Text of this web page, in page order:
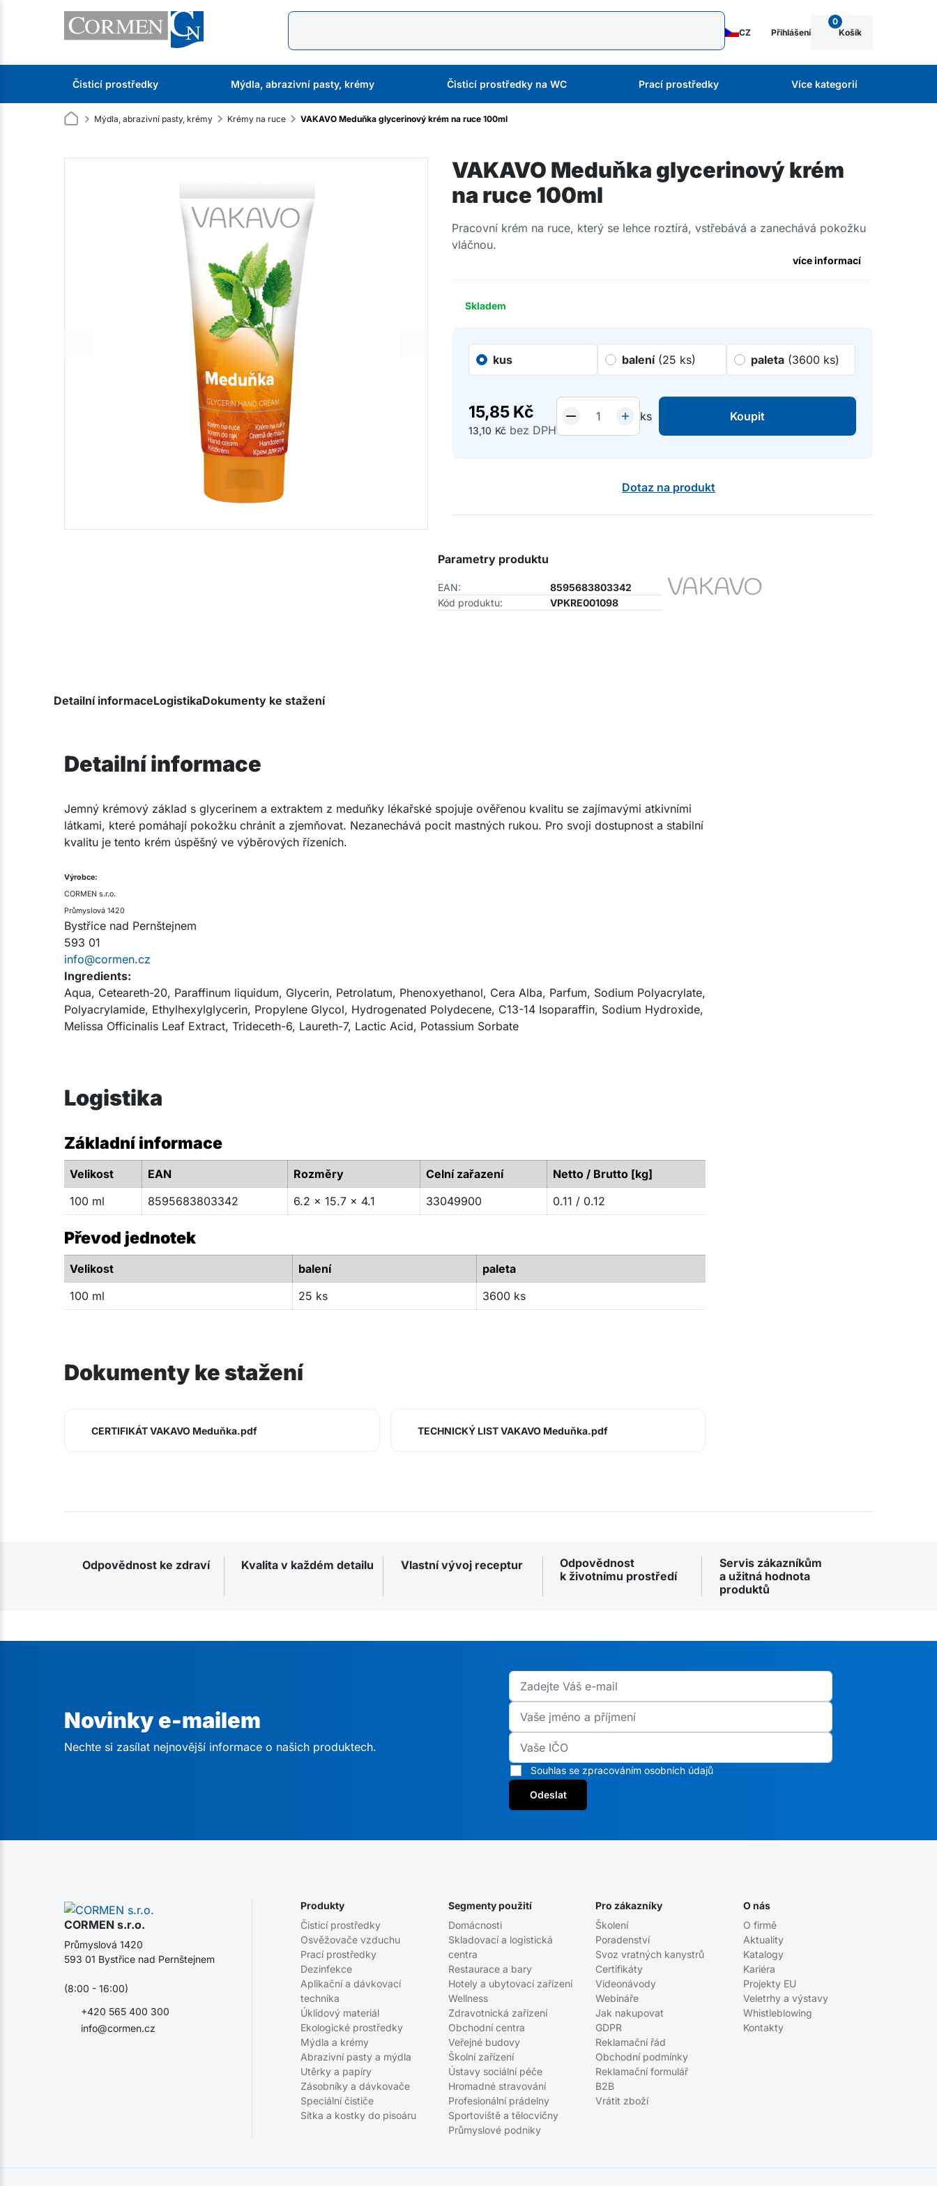
CZ Přihlášení
0
Košík
Čisticí prostředky Mýdla, abrazivní pasty, krémy Čisticí prostředky na WC Prací prostředky Více kategorií
Mýdla, abrazivní pasty, krémy Krémy na ruce VAKAVO Meduňka glycerinový krém na ruce 100ml
VAKAVO Meduňka glycerinový krém
na ruce 100ml
Pracovní krém na ruce, který se lehce roztírá, vstřebává a zanechává pokožku
vláčnou.
více informací
Skladem
kus balení (25 ks) paleta (3600 ks)
15,85 Kč
13,10 Kč bez DPH
ks Koupit
Dotaz na produkt
Parametry produktu
EAN:
8595683803342
Kód produktu:
VPKRE001098
Detailní informaceLogistikaDokumenty ke stažení
Detailní informace
Jemný krémový základ s glycerinem a extraktem z meduňky lékařské spojuje ověřenou kvalitu se zajímavými atkivními
látkami, které pomáhají pokožku​ chránit a zjemňovat. Nezanechává pocit mastných rukou. Pro svoji dostupnost a stabilní
kvalitu je tento krém úspěšný ve výběrových řízeních.
Výrobce:​
CORMEN s.r.o.
Průmyslová 1420
Bystřice nad Pernštejnem
593 01
info@cormen.cz
Ingredients:
Aqua, Ceteareth-20, Paraffinum liquidum, Glycerin, Petrolatum, Phenoxyethanol, Cera Alba, Parfum, Sodium Polyacrylate,
Polyacrylamide, Ethylhexylglycerin, Propylene Glycol, Hydrogenated Polydecene, C13-14 Isoparaffin, Sodium Hydroxide,
Melissa Officinalis Leaf Extract, Trideceth-6, Laureth-7, Lactic Acid, Potassium Sorbate ​
Logistika
Základní informace
Velikost EAN Rozměry Celní zařazení
Netto / Brutto [kg]
100 ml
8595683803342 6.2 x 15.7 x 4.1 33049900 0.11 / 0.12
Převod jednotek
Velikost balení
paleta
100 ml
25 ks 3600 ks
Dokumenty ke stažení
CERTIFIKÁT VAKAVO Meduňka.pdf TECHNICKÝ LIST VAKAVO Meduňka.pdf
Odpovědnost ke zdraví Kvalita v každém detailu Vlastní vývoj receptur
Odpovědnost
k životnímu prostředí
Servis zákazníkům
a užitná hodnota
produktů
Novinky e-mailem
Nechte si zasílat nejnovější informace o našich produktech.
Souhlas se zpracováním osobních údajů
Odeslat
CORMEN s.r.o.
info@cormen.cz
+420 565 400 300
Průmyslová 1420
593 01 Bystřice nad Pernštejnem
(8:00 - 16:00)
Produkty
Čisticí prostředky
Osvěžovače vzduchu
Prací prostředky
Dezinfekce
Aplikační a dávkovací
technika
Úklidový materiál
Ekologické prostředky
Mýdla a krémy
Abrazivní pasty a mýdla
Utěrky a papíry
Zásobníky a dávkovače
Speciální čističe
Sítka a kostky do pisoáru
Segmenty použití
Domácnosti
Skladovací a logistická
centra
Restaurace a bary
Hotely a ubytovací zařízení
Wellness
Zdravotnická zařízení
Obchodní centra
Veřejné budovy
Školní zařízení
Ústavy sociální péče
Hromadné stravování
Profesionální prádelny
Sportoviště a tělocvičny
Průmyslové podniky
Pro zákazníky
Školení
Poradenství
Svoz vratných kanystrů
Certifikáty
Videonávody
Webináře
Jak nakupovat
GDPR
Reklamační řád
Obchodní podmínky
Reklamační formulář
B2B
Vrátit zboží
O nás
O firmě
Aktuality
Katalogy
Kariéra
Projekty EU
Veletrhy a výstavy
Whistleblowing
Kontakty